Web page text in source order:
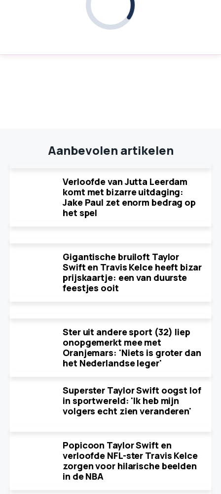
Aanbevolen artikelen
Verloofde van Jutta Leerdam
komt met bizarre uitdaging:
Jake Paul zet enorm bedrag op
het spel
Gigantische bruiloft Taylor
Swift en Travis Kelce heeft bizar
prijskaartje: een van duurste
feestjes ooit
Ster uit andere sport (32) liep
onopgemerkt mee met
Oranjemars: 'Niets is groter dan
het Nederlandse leger'
Superster Taylor Swift oogst lof
in sportwereld: 'Ik heb mijn
volgers echt zien veranderen'
Popicoon Taylor Swift en
verloofde NFL-ster Travis Kelce
zorgen voor hilarische beelden
in de NBA